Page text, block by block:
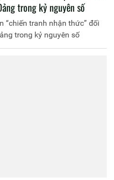
trong kỷ nguyên số
“chiến tranh nhận thức” đối
trong kỷ nguyên số